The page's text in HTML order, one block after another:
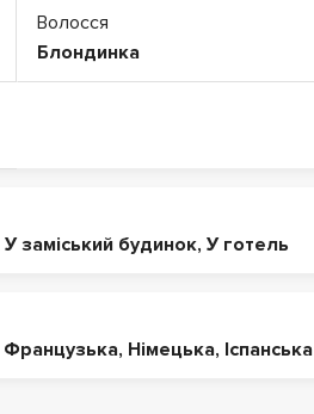
Волосся
Блондинка
У заміський будинок, У готель
Французька, Німецька, Іспанська